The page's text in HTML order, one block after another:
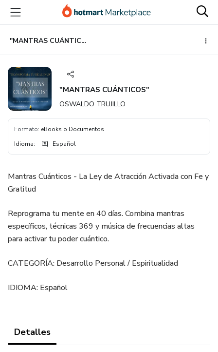
principal
página
de
página
"MANTRAS CUÁNTICOS"
"MANTRAS CUÁNTICOS"
OSWALDO TRUJILLO
Formato: eBooks o Documentos
Idioma: Español
Mantras Cuánticos - La Ley de Atracción Activada con Fe y
Gratitud
Reprograma tu mente en 40 días. Combina mantras
específicos, técnicas 369 y música de frecuencias altas
para activar tu poder cuántico.
CATEGORÍA: Desarrollo Personal / Espiritualidad
IDIOMA: Español
Detalles